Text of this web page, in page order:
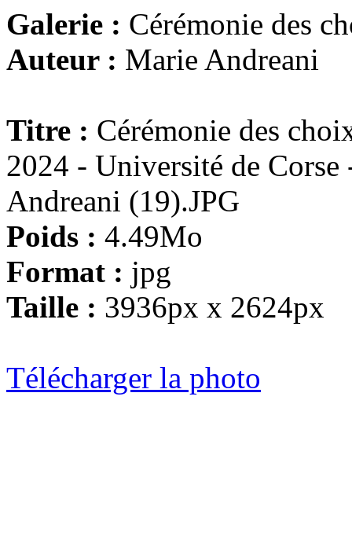
Galerie : Cérémonie des
Auteur : Marie Andreani
Titre : Cérémonie des
2024 - Université de
Andreani (19).JPG
Poids : 4.49Mo
Format : jpg
Taille : 3936px x 2624px
Télécharger la photo